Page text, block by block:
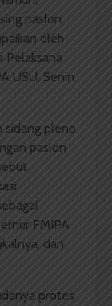
paslon
oleh
Pelaksana
USU, Senin
sidang pleno
paslon
FMIPA
dan
protes